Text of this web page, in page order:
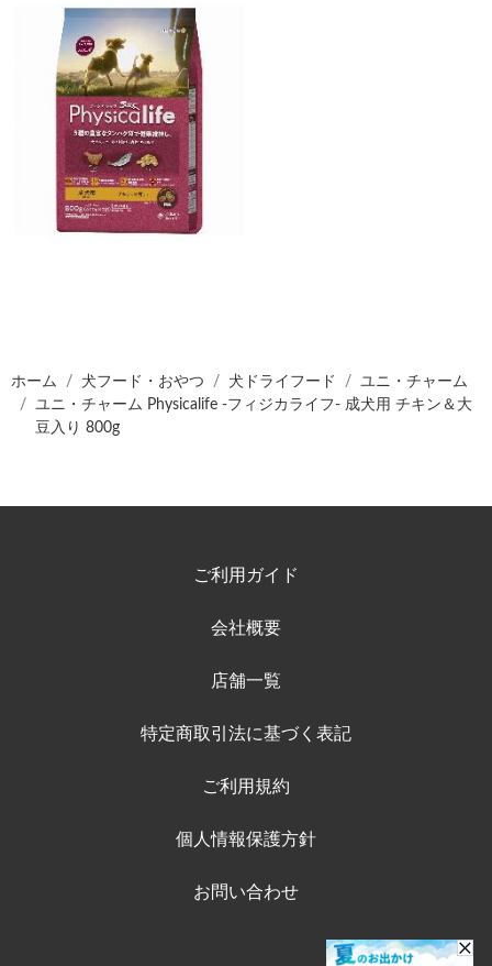
ホーム 犬フード・おやつ 犬ドライフード
ユニ・チャーム
ユニ・チャーム Physicalife -フィジカライフ- 成犬用 チキン＆大
豆入り 800g
ご利用ガイド
会社概要
店舗一覧
特定商取引法に基づく表記
ご利用規約
個人情報保護方針
お問い合わせ